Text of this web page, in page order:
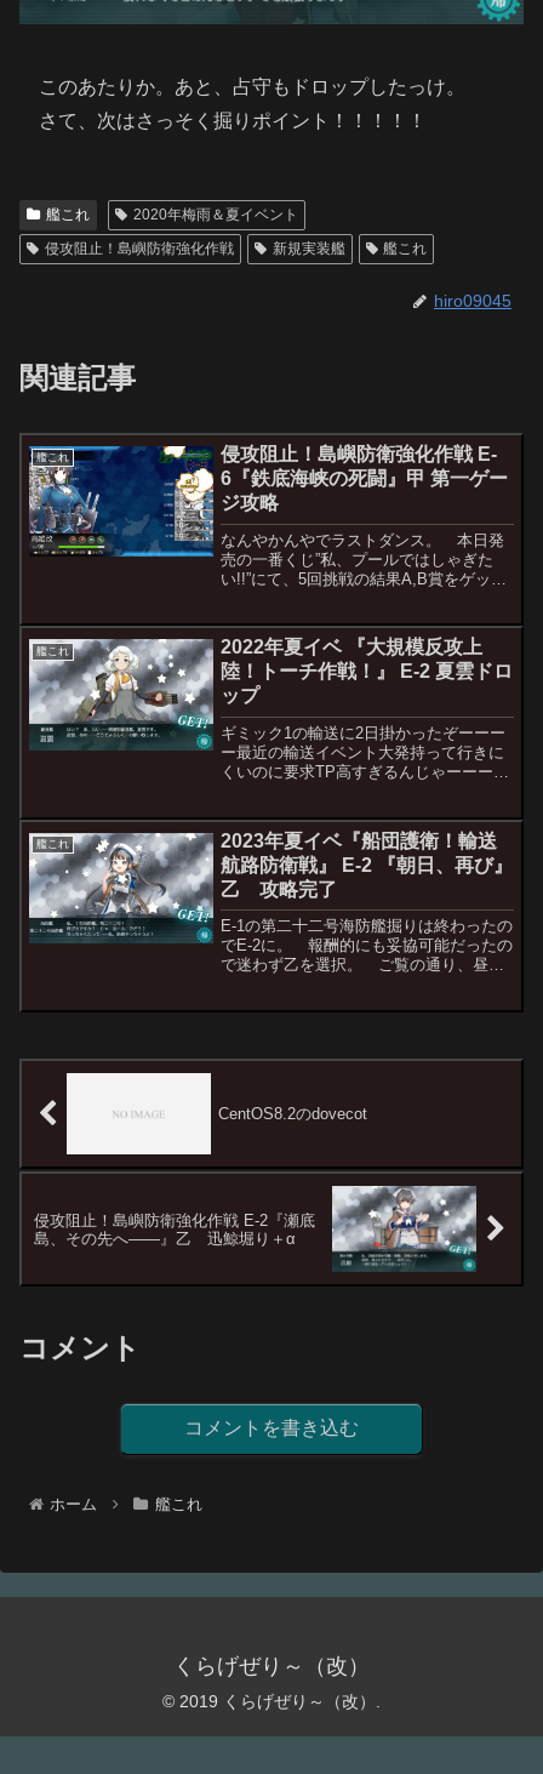
このあたりか。あと、占守もドロップしたっけ。
さて、次はさっそく掘りポイント！！！！！
艦これ
2020年梅雨＆夏イベント
侵攻阻止！島嶼防衛強化作戦
新規実装艦 艦これ
hiro09045
関連記事
艦これ
侵攻阻止！島嶼防衛強化作戦 E-
6『鉄底海峡の死闘』甲 第一ゲー
ジ攻略
なんやかんやでラストダンス。 本日発
売の一番くじ”私、プールではしゃぎた
い!!”にて、5回挑戦の結果A,B賞をゲット
練度付け直した上で本気仕様の決戦支援
を投入し...
艦これ
2022年夏イベ 『大規模反攻上
陸！トーチ作戦！』 E-2 夏雲ドロ
ップ
ギミック1の輸送に2日掛かったぞーーー
ー最近の輸送イベント大発持って行きに
くいのに要求TP高すぎるんじゃーーーと
のが日曜22時過ぎ。夏雲の掘りがあるの
で攻略は長くな...
艦これ
2023年夏イベ『船団護衛！輸送
航路防衛戦』 E-2 『朝日、再び』
乙 攻略完了
E-1の第二十二号海防艦掘りは終わったの
でE-2に。 報酬的にも妥協可能だったの
で迷わず乙を選択。 ご覧の通り、昼の
CentOS8.2のdovecot
侵攻阻止！島嶼防衛強化作戦 E-2『瀬底
島、その先へ――』乙 迅鯨堀り＋α
コメント
コメントを書き込む
ホーム 艦これ
くらげぜり～（改）
© 2019 くらげぜり～（改）.